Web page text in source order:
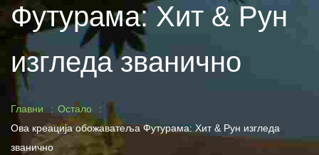
Футурама: Хит & Рун
изгледа званично
Главни
Остало
Ова креација обожаватеља Футурама: Хит & Рун изгледа
званично